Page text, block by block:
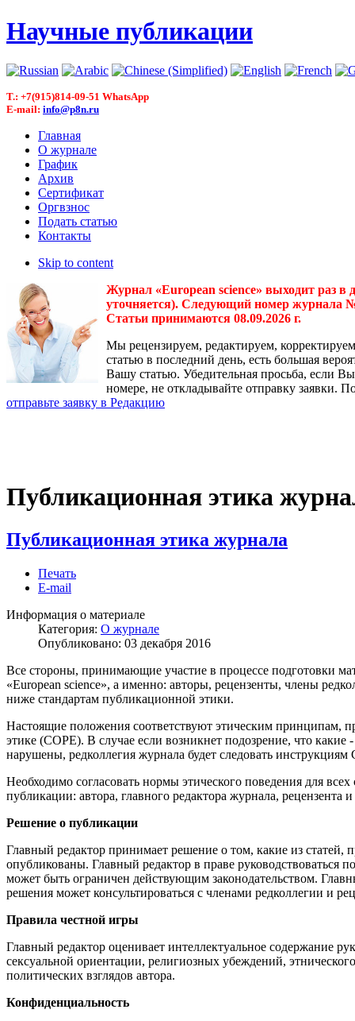
Научные публикации
T.: +7(915)814-09-51 WhatsApp
E-mail: info@p8n.ru
Главная
О журнале
График
Архив
Сертификат
Оргвзнос
Подать статью
Контакты
Skip to content
Журнал «European science» выходит раз в
уточняется). Следующий номер журнала №
Статьи принимаются 08.09.2026 г.
Мы рецензируем, редактируем,
статью в последний день, есть большая
Вашу статью. Убедительная просьба, если
номере, не откладывайте отправку заявки.
отправьте заявку в Редакцию
Публикационная этика
Публикационная этика журнала
Печать
E-mail
Информация о материале
Категория: О журнале
Опубликовано: 03 декабря 2016
Все стороны, принимающие участие в процессе подготовки
«European science», а именно: авторы, рецензенты, члены
ниже стандартам публикационной этики.
Настоящие положения соответствуют этическим принципам,
этике (COPE). В случае если возникнет подозрение, что
нарушены, редколлегия журнала будет следовать инструкциям
Необходимо согласовать нормы этического поведения для
публикации: автора, главного редактора журнала, рецензента и
Решение о публикации
Главный редактор принимает решение о том, какие из
опубликованы. Главный редактор в праве руководствоваться
может быть ограничен действующим законодательством.
решения может консультироваться с членами редколлегии и
Правила честной игры
Главный редактор оценивает интеллектуальное содержание
сексуальной ориентации, религиозных убеждений,
политических взглядов автора.
Конфиденциальность